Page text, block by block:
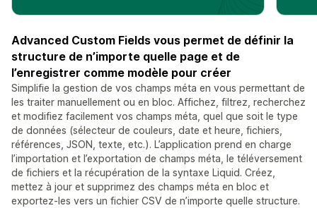
Advanced Custom Fields vous permet de définir la
structure de n’importe quelle page et de
l’enregistrer comme modèle pour créer
Simplifie la gestion de vos champs méta en vous permettant de
les traiter manuellement ou en bloc. Affichez, filtrez, recherchez
et modifiez facilement vos champs méta, quel que soit le type
de données (sélecteur de couleurs, date et heure, fichiers,
références, JSON, texte, etc.). L’application prend en charge
l’importation et l’exportation de champs méta, le téléversement
de fichiers et la récupération de la syntaxe Liquid. Créez,
mettez à jour et supprimez des champs méta en bloc et
exportez-les vers un fichier CSV de n’importe quelle structure.